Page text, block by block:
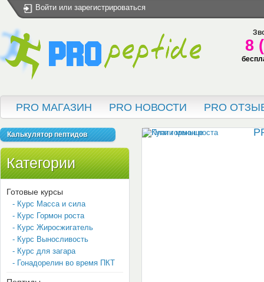
Войти или зарегистрироваться
8
PRO МАГАЗИН PRO НОВОСТИ PRO
Калькулятор пептидов
Категории
Готовые курсы
- Курс Масса и сила
- Курс Гормон роста
- Курс Жиросжигатель
- Курс Выносливость
- Курс для загара
- Гонадорелин во время ПКТ